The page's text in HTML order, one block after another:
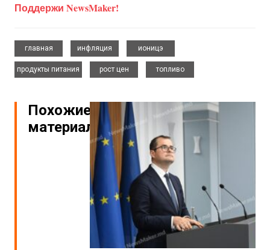
Поддержи NewsMaker!
главная
инфляция
ионицэ
продукты питания
рост цен
топливо
Похожие
материалы